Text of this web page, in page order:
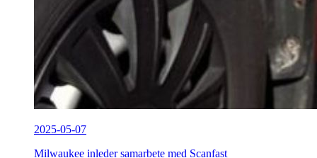
2025-05-07
Milwaukee inleder samarbete med Scanfast